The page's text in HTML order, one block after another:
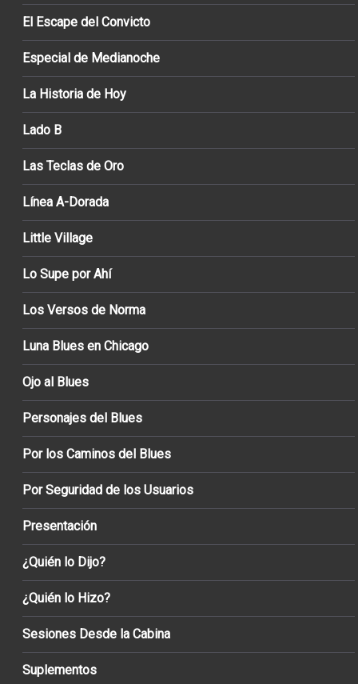
El Escape del Convicto
Especial de Medianoche
La Historia de Hoy
Lado B
Las Teclas de Oro
Línea A-Dorada
Little Village
Lo Supe por Ahí
Los Versos de Norma
Luna Blues en Chicago
Ojo al Blues
Personajes del Blues
Por los Caminos del Blues
Por Seguridad de los Usuarios
Presentación
¿Quién lo Dijo?
¿Quién lo Hizo?
Sesiones Desde la Cabina
Suplementos